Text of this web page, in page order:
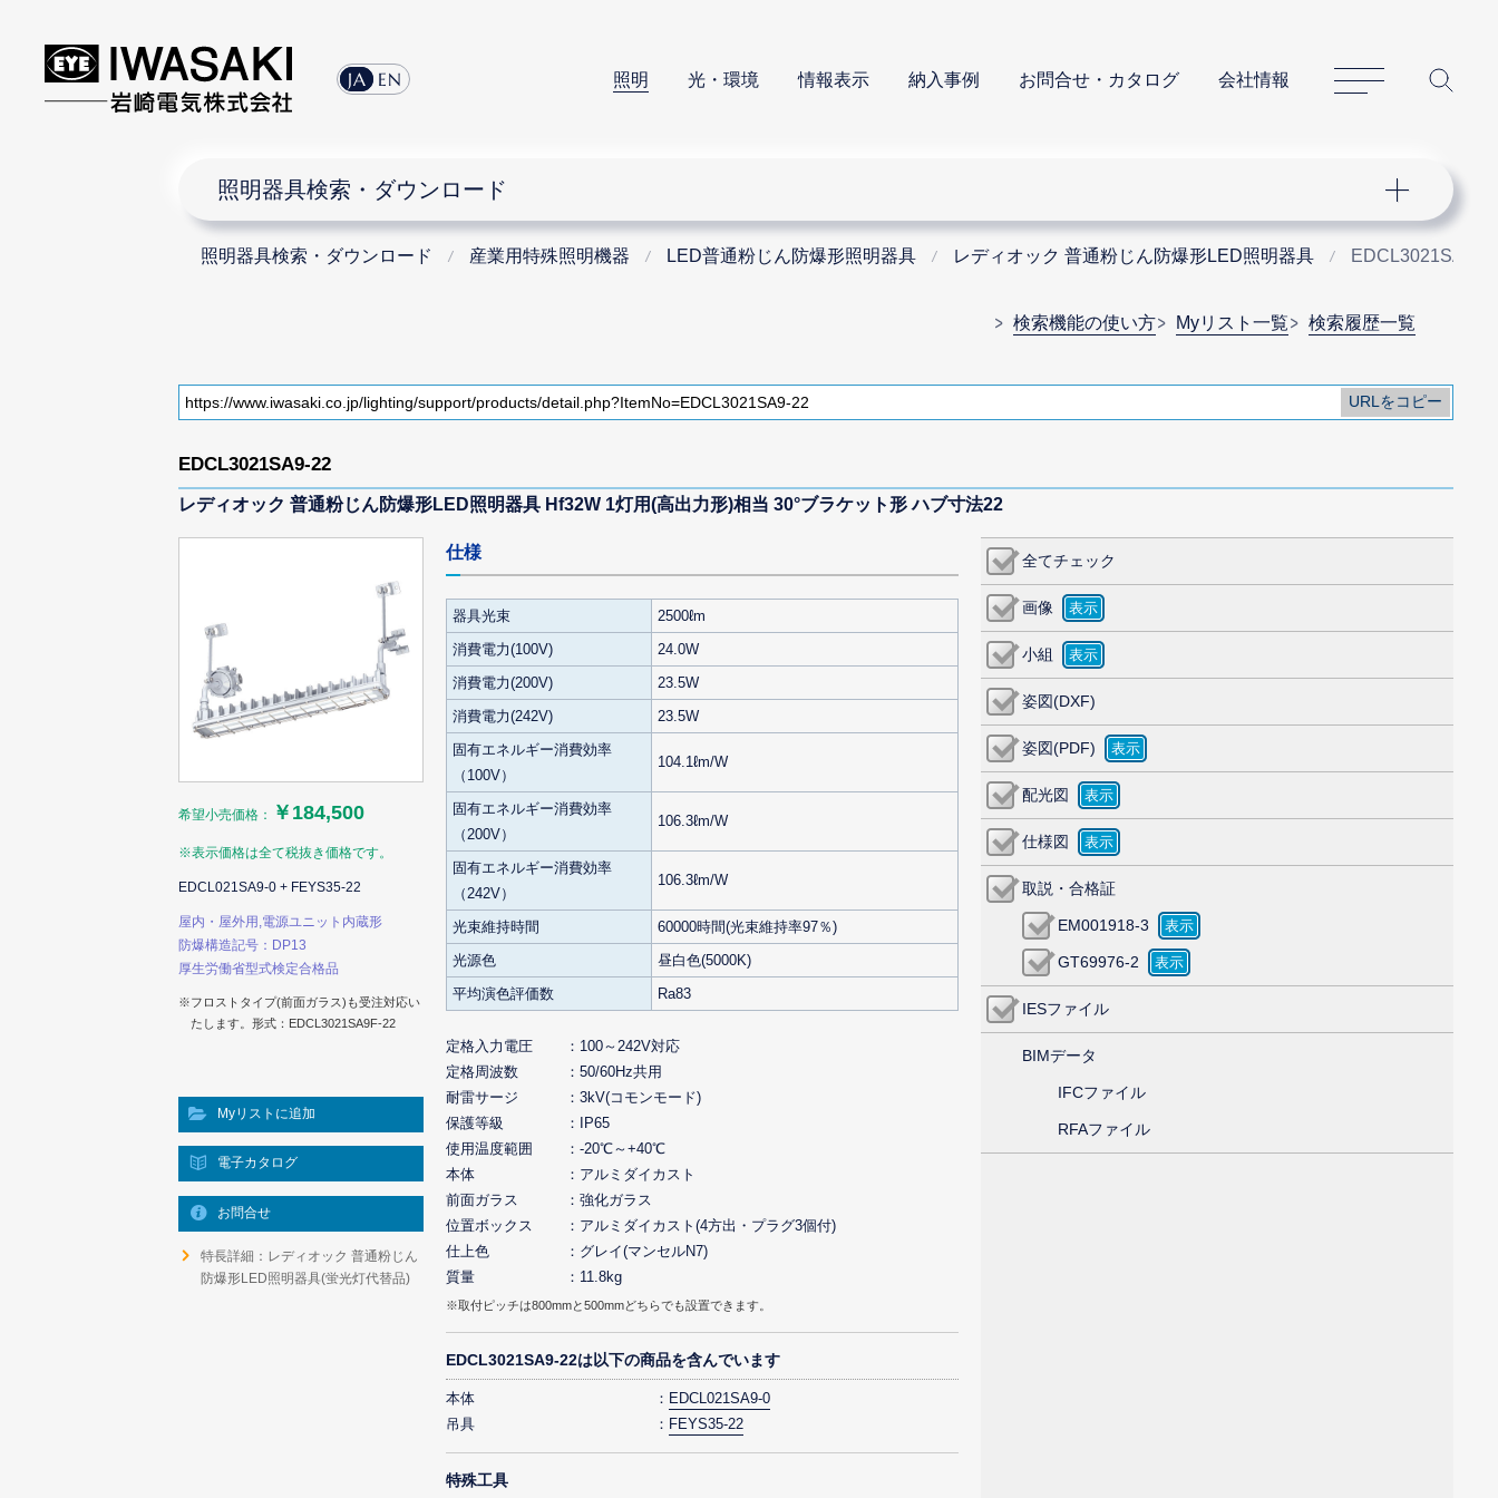
JA EN 照明 光・環境 情報表示 納入事例 お問合せ・カタログ 会社情報
サイトマップ
照明器具検索・ダウンロード
照明器具検索・ダウンロード 産業用特殊照明機器 LED普通粉じん防爆形照明器具 レディオック 普通粉じん防爆形LED照明器具 EDCL3021SA9-
検索機能の使い方 Myリスト一覧 検索履歴一覧
EDCL3021SA9-22
レディオック 普通粉じん防爆形LED照明器具 Hf32W 1灯用(高出力形)相当 30°ブラケット形 ハブ寸法22
希望小売価格： ￥184,500
※表示価格は全て税抜き価格です。
EDCL021SA9-0 + FEYS35-22
屋内・屋外用,電源ユニット内蔵形
防爆構造記号：DP13
厚生労働省型式検定合格品
※フロストタイプ(前面ガラス)も受注対応い
たします。形式：EDCL3021SA9F-22
Myリストに追加
電子カタログ
お問合せ
特長詳細：レディオック 普通粉じん
防爆形LED照明器具(蛍光灯代替品)
全てチェック
画像
小組
姿図(DXF)
姿図(PDF)
配光図
仕様図
取説・合格証
EM001918-3
GT69976-2
IESファイル
BIMデータ
IFCファイル
RFAファイル
仕様
器具光束
2500ℓm
消費電力(100V)
24.0W
消費電力(200V)
23.5W
消費電力(242V)
23.5W
固有エネルギー消費効率
（100V）
104.1ℓm/W
固有エネルギー消費効率
（200V）
106.3ℓm/W
固有エネルギー消費効率
（242V）
106.3ℓm/W
光束維持時間
60000時間(光束維持率97％)
光源色
昼白色(5000K)
平均演色評価数
Ra83
定格入力電圧
100～242V対応
定格周波数
50/60Hz共用
耐雷サージ
3kV(コモンモード)
保護等級
IP65
使用温度範囲
-20℃～+40℃
本体
アルミダイカスト
前面ガラス
強化ガラス
位置ボックス
アルミダイカスト(4方出・プラグ3個付)
仕上色
グレイ(マンセルN7)
質量
11.8kg
※取付ピッチは800mmと500mmどちらでも設置できます。
EDCL3021SA9-22は以下の商品を含んでいます
本体
EDCL021SA9-0
吊具
FEYS35-22
特殊工具